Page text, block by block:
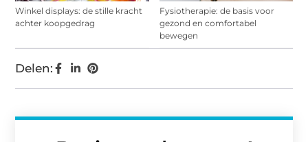
Winkel displays: de stille kracht
achter koopgedrag
Fysiotherapie: de basis voor
gezond en comfortabel
bewegen
Delen: